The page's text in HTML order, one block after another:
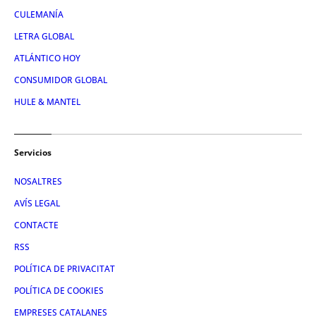
CULEMANÍA
LETRA GLOBAL
ATLÁNTICO HOY
CONSUMIDOR GLOBAL
HULE & MANTEL
Servicios
NOSALTRES
AVÍS LEGAL
CONTACTE
RSS
POLÍTICA DE PRIVACITAT
POLÍTICA DE COOKIES
EMPRESES CATALANES